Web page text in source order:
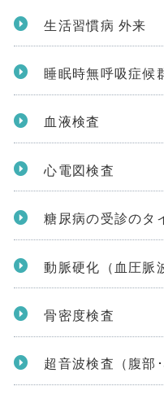
生活習慣病 外来
睡眠時無呼吸症候
血液検査
心電図検査
糖尿病の受診のタ
動脈硬化（血圧脈
骨密度検査
超音波検査（腹部